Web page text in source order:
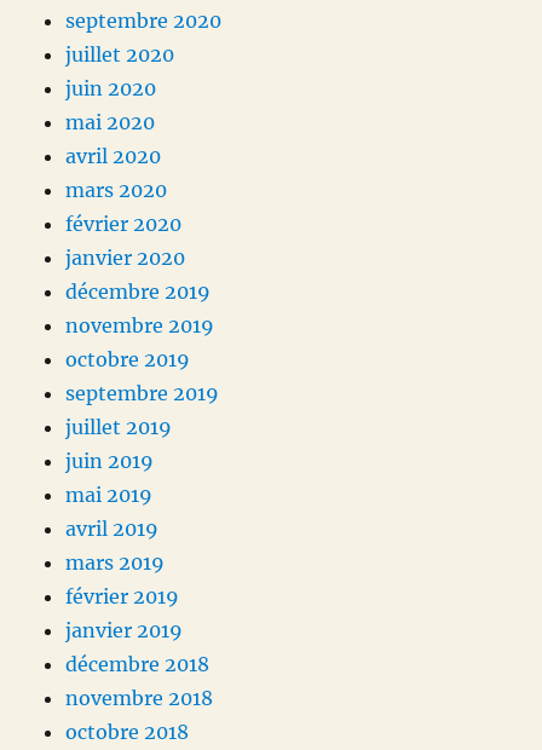
septembre 2020
juillet 2020
juin 2020
mai 2020
avril 2020
mars 2020
février 2020
janvier 2020
décembre 2019
novembre 2019
octobre 2019
septembre 2019
juillet 2019
juin 2019
mai 2019
avril 2019
mars 2019
février 2019
janvier 2019
décembre 2018
novembre 2018
octobre 2018